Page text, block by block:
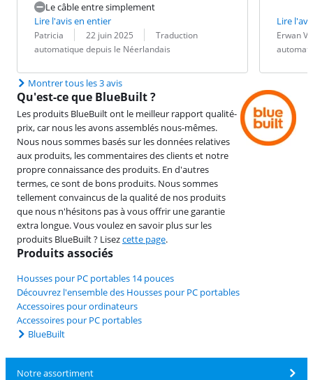
Le câble entre simplement
Lire l'avis en entier
Évaluation par :
Patricia
Date : 22 juin 2025
Traduction :
Traduction
automatique depuis le Néerlandais
Lire
Évaluation
Erwan
Date :
Traduction :
Montrer tous les 3 avis
Qu'est-ce que BlueBuilt ?
Les produits BlueBuilt ont le meilleur rapport qualité-
prix, car nous les avons assemblés nous-mêmes.
Nous nous sommes basés sur les données relatives
aux produits, les commentaires des clients et notre
propre connaissance des produits. En d'autres
termes, ce sont de bons produits. Nous sommes
tellement convaincus de la qualité de nos produits
que nous n'hésitons pas à vous offrir une garantie
extra longue. Vous voulez en savoir plus sur les
produits BlueBuilt ? Lisezcette page.
Produits associés
Housses pour PC portables 14 pouces
Découvrez l'ensemble des Housses pour PC portables
Accessoires pour ordinateurs
Accessoires pour PC portables
BlueBuilt
Notre assortiment